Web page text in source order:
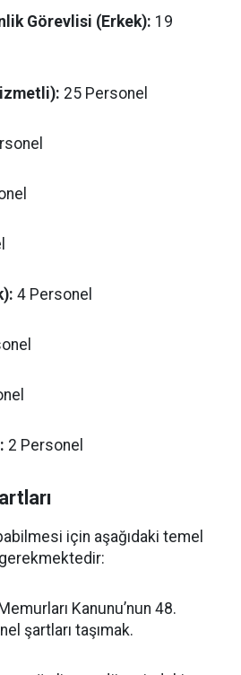
Görevlisi (Erkek): 19
25 Personel
4 Personel
2 Personel
için aşağıdaki temel
Kanunu’nun 48.
şartları taşımak.